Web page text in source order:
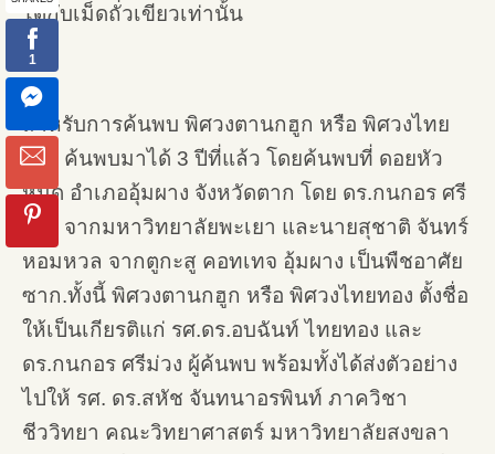
ได้กับเม็ดถั่วเขียวเท่านั้น
สำหรับการค้นพบ พิศวงตานกฮูก หรือ พิศวงไทย
ทอง ค้นพบมาได้ 3 ปีที่แล้ว โดยค้นพบที่ ดอยหัว
หมด อำเภออุ้มผาง จังหวัดตาก โดย ดร.กนกอร ศรี
ม่วง จากมหาวิทยาลัยพะเยา และนายสุชาติ จันทร์
หอมหวล จากตูกะสู คอทเทจ อุ้มผาง เป็นพืชอาศัย
ซาก.ทั้งนี้ พิศวงตานกฮูก หรือ พิศวงไทยทอง ตั้งชื่อ
ให้เป็นเกียรติแก่ รศ.ดร.อบฉันท์ ไทยทอง และ
ดร.กนกอร ศรีม่วง ผู้ค้นพบ พร้อมทั้งได้ส่งตัวอย่าง
ไปให้ รศ. ดร.สหัช จันทนาอรพินท์ ภาควิชา
ชีววิทยา คณะวิทยาศาสตร์ มหาวิทยาลัยสงขลา